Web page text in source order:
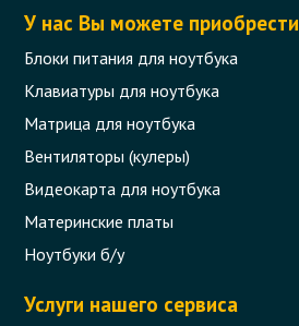
У нас Вы можете приобрести
Блоки питания для ноутбука
Клавиатуры для ноутбука
Матрица для ноутбука
Вентиляторы (кулеры)
Видеокарта для ноутбука
Материнские платы
Ноутбуки б/у
Услуги нашего сервиса